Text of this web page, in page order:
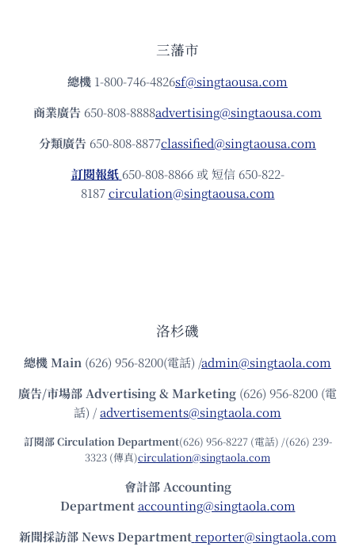
三藩市
總機 1-800-746-4826sf@singtaousa.com
商業廣告 650-808-8888advertising@singtaousa.com
分類廣告 650-808-8877classified@singtaousa.com
訂閱報紙 650-808-8866 或 短信 650-822-
8187circulation@singtaousa.com
洛杉磯
總機Main (626) 956-8200(電話) /admin@singtaola.com
廣告/市場部Advertising & Marketing (626) 956-8200 (電
話) /advertisements@singtaola.com
訂閱部 Circulation Department(626) 956-8227 (電話) /(626) 239-
3323 (傳真)circulation@singtaola.com
會計部 Accounting
Department accounting@singtaola.com
新聞採訪部 News Department reporter@singtaola.com